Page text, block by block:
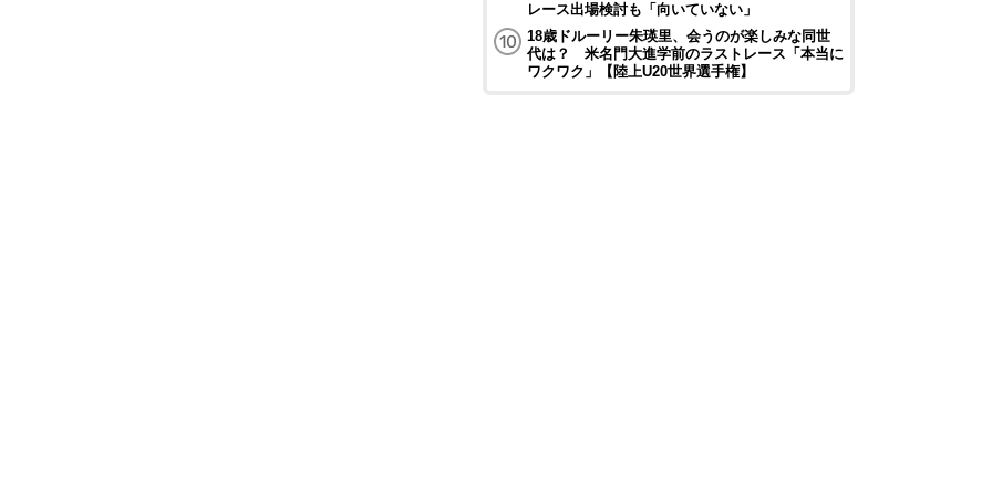
レース出場検討も「向いていない」
18歳ドルーリー朱瑛里、会うのが楽しみな同世
代は？ 米名門大進学前のラストレース「本当に
ワクワク」【陸上U20世界選手権】